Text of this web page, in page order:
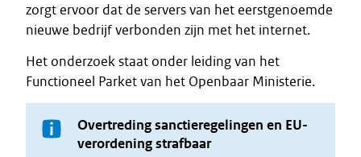
zorgt ervoor dat de servers van het eerstgenoemde
nieuwe bedrijf verbonden zijn met het internet.
Het onderzoek staat onder leiding van het
Functioneel Parket van het Openbaar Ministerie.
Overtreding sanctieregelingen en EU-
verordening strafbaar